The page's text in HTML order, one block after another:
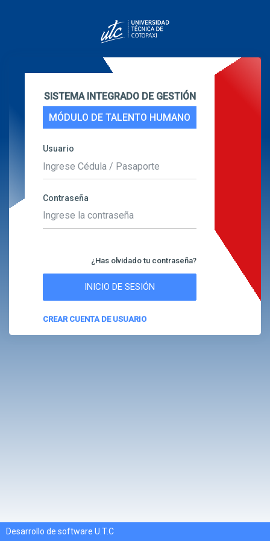
SISTEMA INTEGRADO DE GESTIÓN
MÓDULO DE TALENTO HUMANO
Usuario
Contraseña
¿Has olvidado tu contraseña?
CREAR CUENTA DE USUARIO
Desarrollo de software U.T.C